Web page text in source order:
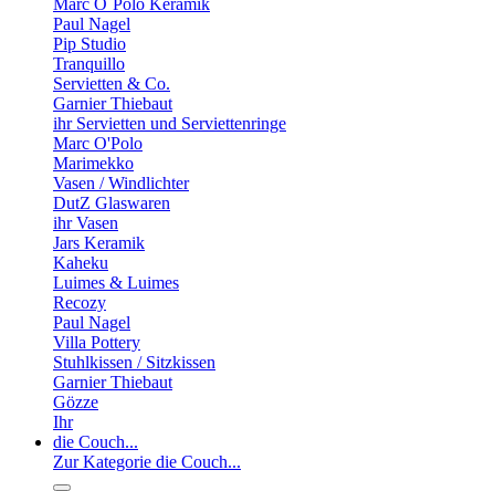
Marc O`Polo Keramik
Paul Nagel
Pip Studio
Tranquillo
Servietten & Co.
Garnier Thiebaut
ihr Servietten und Serviettenringe
Marc O'Polo
Marimekko
Vasen / Windlichter
DutZ Glaswaren
ihr Vasen
Jars Keramik
Kaheku
Luimes & Luimes
Recozy
Paul Nagel
Villa Pottery
Stuhlkissen / Sitzkissen
Garnier Thiebaut
Gözze
Ihr
die Couch...
Zur Kategorie die Couch...